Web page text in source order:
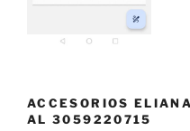
ACCESORIOS
AL 3059220715